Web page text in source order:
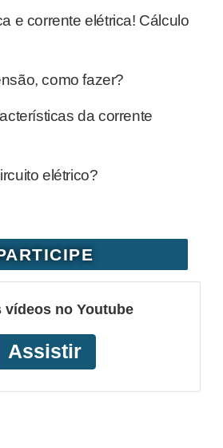
e corrente elétrica! Cálculo
como fazer?
da corrente
elétrico?
vídeos no Youtube
Assistir